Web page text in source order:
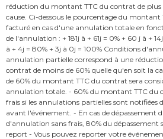
réduction du montant TTC du contrat de plus
cause. Ci-dessous le pourcentage du
facturé en cas d'une annulation totale en
de l'annulation : + 181j à + 61j = 0% + 60 j à +
à + 4j = 80% + 3j à 0j = 100% Conditions
annulation partielle correspond à une
contrat de moins de 60% quelle qu'en soit la
de 60% du montant TTC du contrat sera
annulation totale. - 60% du montant TTC du
frais si les annulations partielles sont notifiées
avant l'événement. - En cas de dépassement
d'annulation sans frais, 80% du dépassement
report - Vous pouvez reporter votre